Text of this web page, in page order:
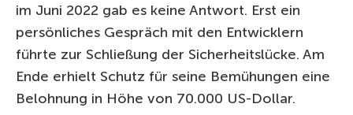
im Juni 2022 gab es keine Antwort. Erst ein
persönliches Gespräch mit den Entwicklern
führte zur Schließung der Sicherheitslücke. Am
Ende erhielt Schutz für seine Bemühungen eine
Belohnung in Höhe von 70.000 US-Dollar.